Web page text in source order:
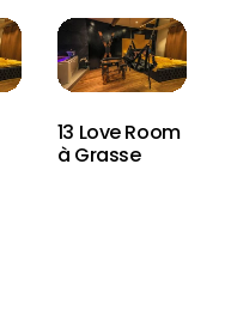
13 Love Room
à Grasse